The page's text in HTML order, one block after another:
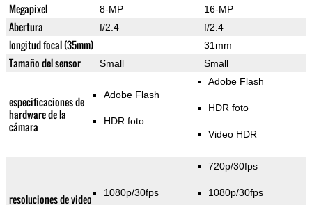
Megapixel 8-MP 16-MP
Abertura f/2.4 f/2.4
longitud focal (35mm) 31mm
Tamaño del sensor Small Small
especificaciones de
hardware de la
cámara
Adobe Flash
HDR foto
Adobe Flash
HDR foto
Video HDR
resoluciones de video 1080p/30fps
720p/30fps
1080p/30fps